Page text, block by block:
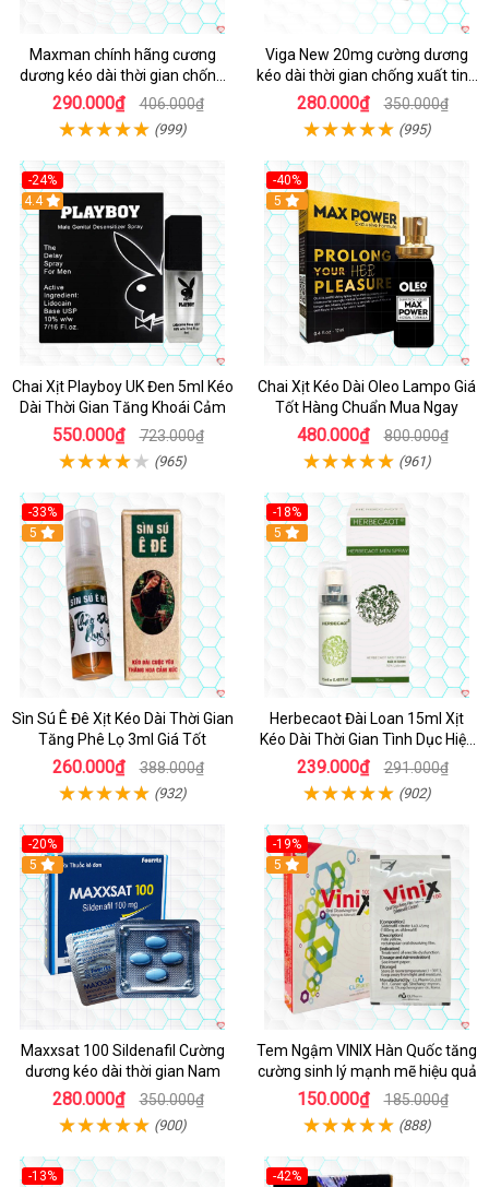
Maxman chính hãng cương
dương kéo dài thời gian chống
xuất tinh sớm hộp 10 viên
290.000₫ 406.000₫
(999)
Viga New 20mg cường dương
kéo dài thời gian chống xuất tinh
hộp 4 viên
280.000₫ 350.000₫
(995)
-24%
Hot
4.4
Chai Xịt Playboy UK Đen 5ml Kéo
Dài Thời Gian Tăng Khoái Cảm
550.000₫ 723.000₫
(965)
-40%
5
Chai Xịt Kéo Dài Oleo Lampo Giá
Tốt Hàng Chuẩn Mua Ngay
480.000₫ 800.000₫
(961)
-33%
5
Sìn Sú Ê Đê Xịt Kéo Dài Thời Gian
Tăng Phê Lọ 3ml Giá Tốt
260.000₫ 388.000₫
(932)
-18%
5
Herbecaot Đài Loan 15ml Xịt
Kéo Dài Thời Gian Tình Dục Hiệu
Quả
239.000₫ 291.000₫
(902)
-20%
5
Maxxsat 100 Sildenafil Cường
dương kéo dài thời gian Nam
280.000₫ 350.000₫
(900)
-19%
5
Tem Ngậm VINIX Hàn Quốc tăng
cường sinh lý mạnh mẽ hiệu quả
150.000₫ 185.000₫
(888)
-13%
-42%